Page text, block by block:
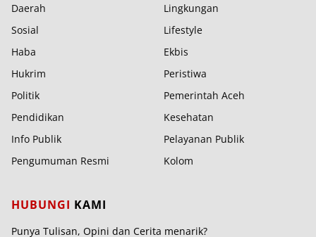
Daerah
Lingkungan
Sosial
Lifestyle
Haba
Ekbis
Hukrim
Peristiwa
Politik
Pemerintah Aceh
Pendidikan
Kesehatan
Info Publik
Pelayanan Publik
Pengumuman Resmi
Kolom
HUBUNGI KAMI
Punya Tulisan, Opini dan Cerita menarik?